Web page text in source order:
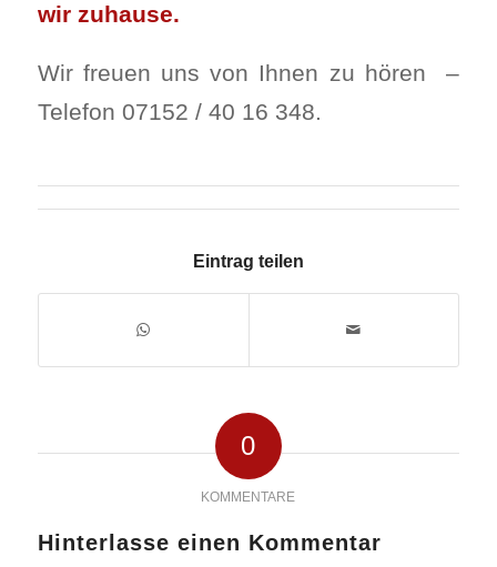
wir zuhause.
Wir freuen uns von Ihnen zu hören –
Telefon 07152 / 40 16 348.
Eintrag teilen
0
KOMMENTARE
Hinterlasse einen Kommentar